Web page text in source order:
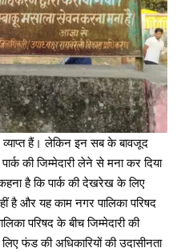
व्याप्त हैं। लेकिन इन सब के बावजूद
की जिम्मेदारी लेने से मना कर दिया
है कि पार्क की देखरेख के लिए
है और यह काम नगर पालिका परिषद
परिषद के बीच जिम्मेदारी की
फंड की अधिकारियों की उदासीनता